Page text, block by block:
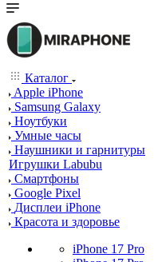
Каталог
Apple iPhone
Samsung Galaxy
Ноутбуки
Умные часы
Наушники и гарнитуры
Игрушки Labubu
Смартфоны
Google Pixel
Дисплеи iPhone
Красота и здоровье
iPhone 17 Pro